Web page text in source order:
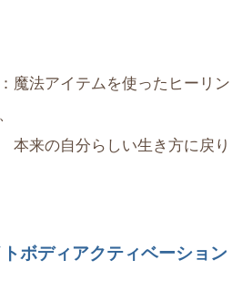
魔法アイテムを使ったヒーリン
しい生き方に戻り
ボディアクティベーション